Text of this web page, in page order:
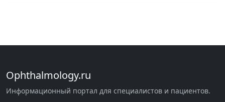
Ophthalmology.ru
Информационный портал для специалистов и пациентов.